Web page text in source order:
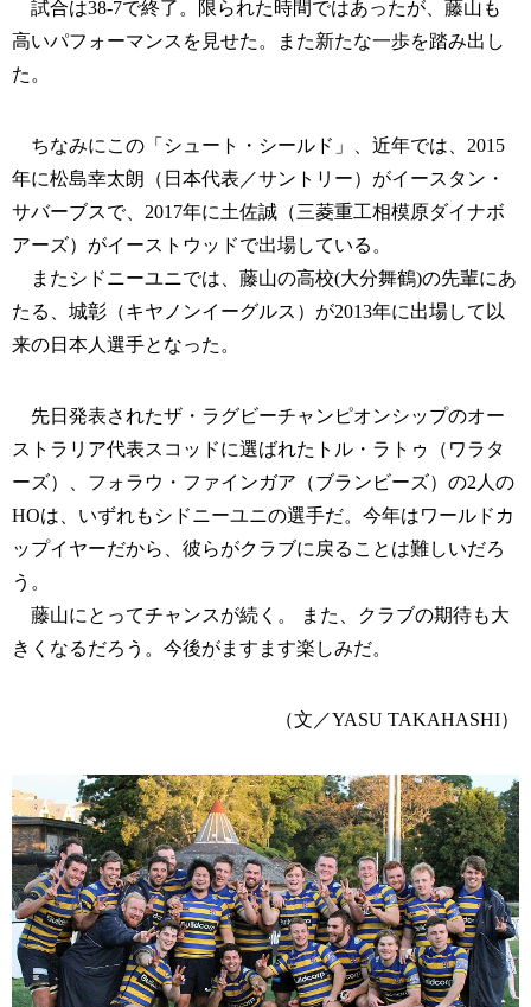
試合は38-7で終了。限られた時間ではあったが、藤山も
高いパフォーマンスを見せた。また新たな一歩を踏み出し
た。
ちなみにこの「シュート・シールド」、近年では、2015
年に松島幸太朗（日本代表／サントリー）がイースタン・
サバーブスで、2017年に土佐誠（三菱重工相模原ダイナボ
アーズ）がイーストウッドで出場している。
またシドニーユニでは、藤山の高校(大分舞鶴)の先輩にあ
たる、城彰（キヤノンイーグルス）が2013年に出場して以
来の日本人選手となった。
先日発表されたザ・ラグビーチャンピオンシップのオー
ストラリア代表スコッドに選ばれたトル・ラトゥ（ワラタ
ーズ）、フォラウ・ファインガア（ブランビーズ）の2人の
HOは、いずれもシドニーユニの選手だ。今年はワールドカ
ップイヤーだから、彼らがクラブに戻ることは難しいだろ
う。
藤山にとってチャンスが続く。 また、クラブの期待も大
きくなるだろう。今後がますます楽しみだ。
（文／YASU TAKAHASHI）